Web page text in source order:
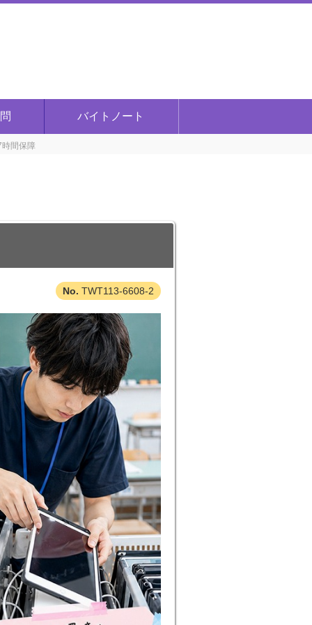
バイトノート
間保障
TWT113-6608-2